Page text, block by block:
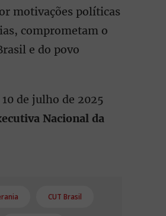
motivações políticas
comprometam o
e do povo
de julho de 2025
Nacional da
CUT Brasil